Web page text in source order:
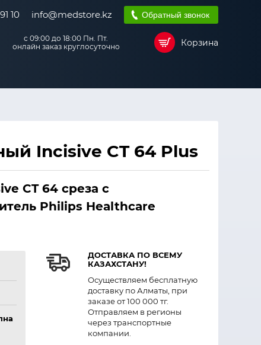
10 info@medstore.kz Обратный звонок
с 09:00 до 18:00 Пн. Пт.
онлайн заказ круглосуточно
Корзина
Incisive CT 64 Plus
CT 64 среза с
Philips Healthcare
ДОСТАВКА ПО ВСЕМУ
КАЗАХСТАНУ!
Осуществляем бесплатную
доставку по Алматы, при
заказе от 100 000 тг.
Отправляем в регионы
через транспортные
компании.